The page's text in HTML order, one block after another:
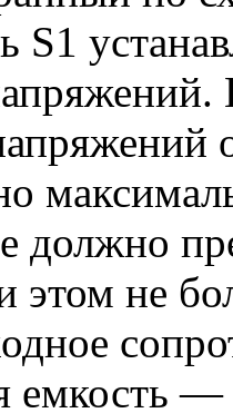
S1
должно
этом не
емкость —